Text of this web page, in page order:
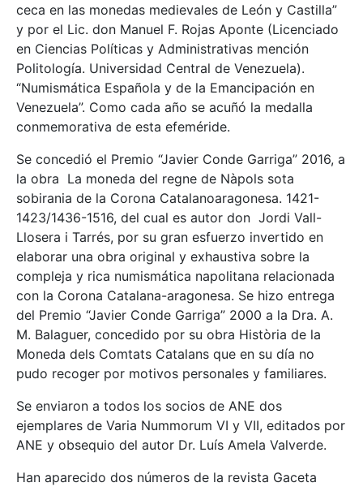
ceca en las monedas medievales de León y Castilla”
y por el Lic. don Manuel F. Rojas Aponte (Licenciado
en Ciencias Políticas y Administrativas mención
Politología. Universidad Central de Venezuela).
“Numismática Española y de la Emancipación en
Venezuela”. Como cada año se acuñó la medalla
conmemorativa de esta efeméride.
Se concedió el Premio “Javier Conde Garriga” 2016, a
la obra La moneda del regne de Nàpols sota
sobirania de la Corona Catalanoaragonesa. 1421-
1423/1436-1516, del cual es autor don Jordi Vall-
Llosera i Tarrés, por su gran esfuerzo invertido en
elaborar una obra original y exhaustiva sobre la
compleja y rica numismática napolitana relacionada
con la Corona Catalana-aragonesa. Se hizo entrega
del Premio “Javier Conde Garriga” 2000 a la Dra. A.
M. Balaguer, concedido por su obra Història de la
Moneda dels Comtats Catalans que en su día no
pudo recoger por motivos personales y familiares.
Se enviaron a todos los socios de ANE dos
ejemplares de Varia Nummorum VI y VII, editados por
ANE y obsequio del autor Dr. Luís Amela Valverde.
Han aparecido dos números de la revista Gaceta